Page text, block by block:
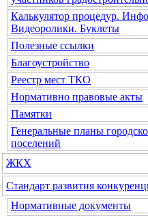
Калькулятор процедур.
Видеоролики. Буклеты
Полезные ссылки
Благоустройство
Реестр мест ТКО
Нормативно правовые акты
Памятки
Генеральные планы
поселений
ЖКХ
Стандарт развития
Нормативные документы